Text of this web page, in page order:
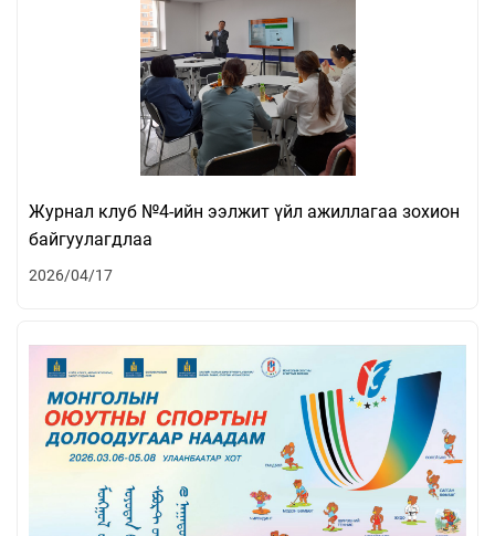
Журнал клуб №4-ийн ээлжит үйл ажиллагаа зохион
байгуулагдлаа
2026/04/17